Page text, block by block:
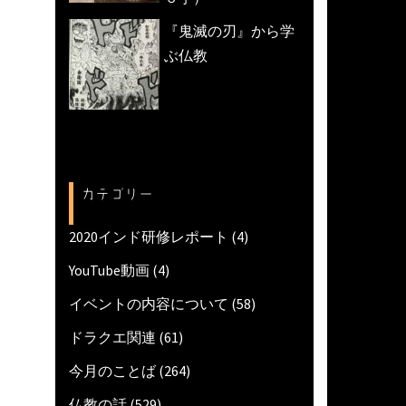
『鬼滅の刃』から学
ぶ仏教
カテゴリー
2020インド研修レポート (4)
YouTube動画 (4)
イベントの内容について (58)
ドラクエ関連 (61)
今月のことば (264)